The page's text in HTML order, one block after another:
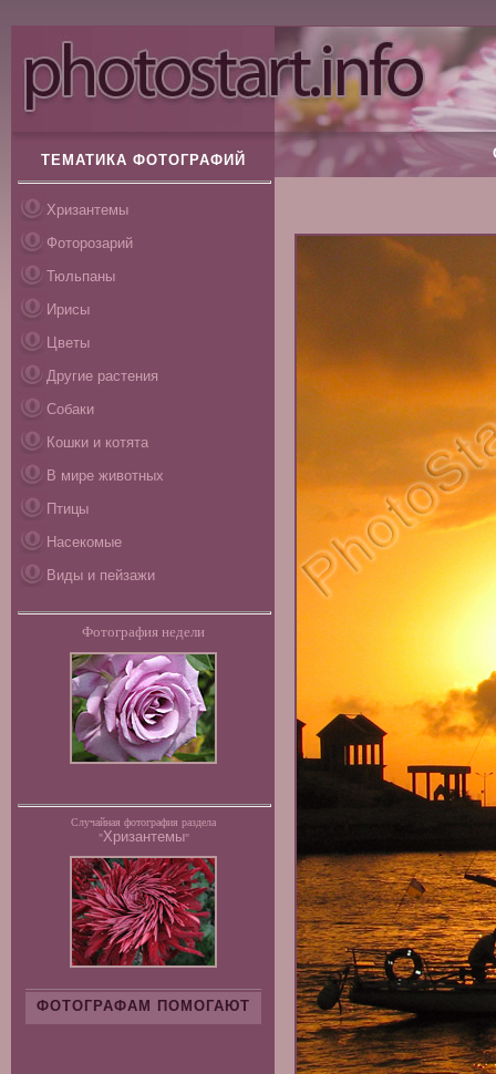
ТЕМАТИКА ФОТОГРАФИЙ
Хризантемы
Фоторозарий
Тюльпаны
Ирисы
Цветы
Другие растения
Собаки
Кошки и котята
В мире животных
Птицы
Насекомые
Виды и пейзажи
Фотография недели
Случайная фотография раздела
"Хризантемы"
ФОТОГРАФАМ ПОМОГАЮТ